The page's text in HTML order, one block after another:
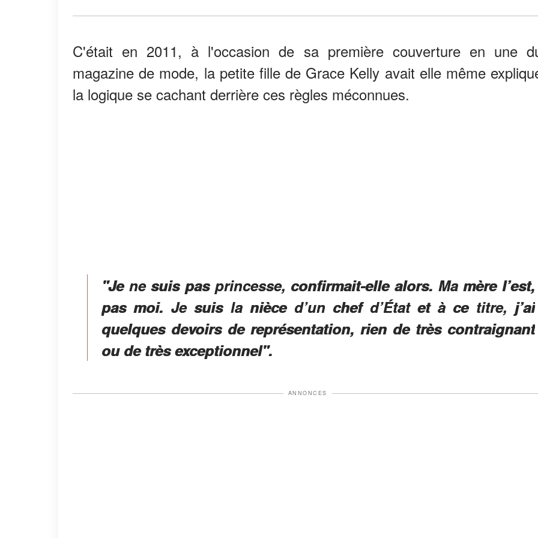
C'était en 2011, à l'occasion de sa première couverture en une
magazine de mode, la petite fille de Grace Kelly avait elle même
la logique se cachant derrière ces règles méconnues.
"Je ne suis pas princesse, confirmait-elle alors. Ma mère l’est,
pas moi. Je suis la nièce d’un chef d’État et à ce titre, j’ai
quelques devoirs de représentation, rien de très contraignant
ou de très exceptionnel".
ANNONCES